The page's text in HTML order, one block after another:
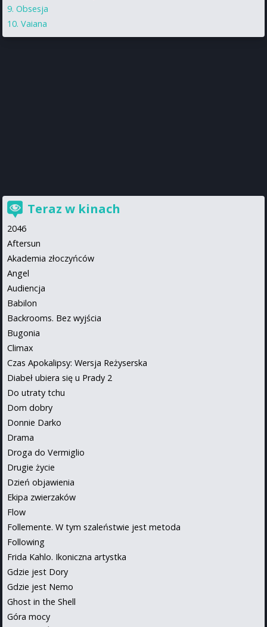
Obsesja
Vaiana
Teraz w kinach
2046
Aftersun
Akademia złoczyńców
Angel
Audiencja
Babilon
Backrooms. Bez wyjścia
Bugonia
Climax
Czas Apokalipsy: Wersja Reżyserska
Diabeł ubiera się u Prady 2
Do utraty tchu
Dom dobry
Donnie Darko
Drama
Droga do Vermiglio
Drugie życie
Dzień objawienia
Ekipa zwierzaków
Flow
Follemente. W tym szaleństwie jest metoda
Following
Frida Kahlo. Ikoniczna artystka
Gdzie jest Dory
Gdzie jest Nemo
Ghost in the Shell
Góra mocy